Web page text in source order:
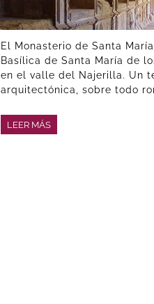
El Monasterio de Santa
Basílica de Santa María de
en el valle del Najerilla. Un
arquitectónica, sobre todo
LEER MÁS